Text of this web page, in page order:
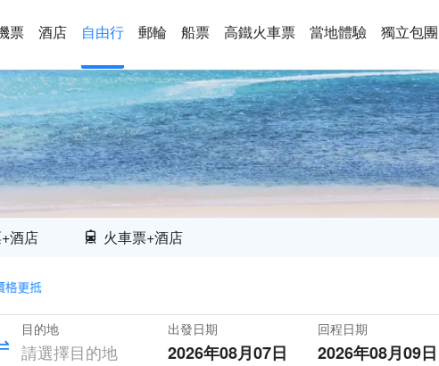
票 酒店 自由行 郵輪 船票 高鐵火車票 當地體驗 獨立包團
酒店 火車票+酒店
目的地 出發日期
2026年08月07日
回程日期
2026年08月09日